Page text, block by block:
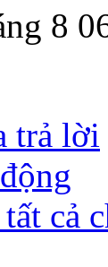
8
trả lời
cả